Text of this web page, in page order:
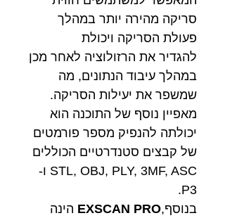
סריקה מהירה יותר במהלך
פעולת הסריקה ויכולת
להגדיר את הרזולוציה לאחר מכן
במהלך עיבוד הנתונים, מה
שמשפר את יעילות הסריקה.
מאפיין נוסף של התוכנה הוא
יכולתה להנפיק מספר פורמטים
של קבצים סטנדרטיים הכוללים
STL, OBJ, PLY, 3MF, ASC ו-
P3.
בנוסף,EXSCAN PRO הינה